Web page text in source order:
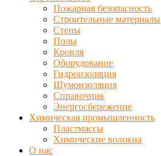
Пожарная безопасность
Строительные материалы
Стены
Полы
Кровля
Оборудование
Гидроизоляция
Шумоизоляция
Справочник
Энергосбережение
Химическая промышленность
Пластмассы
Химические волокна
О нас